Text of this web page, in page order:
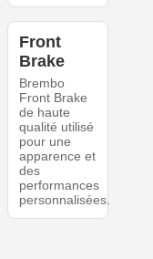
Front
Brake
Brembo
Front Brake
de haute
qualité utilisé
pour une
apparence et
des
performances
personnalisées.